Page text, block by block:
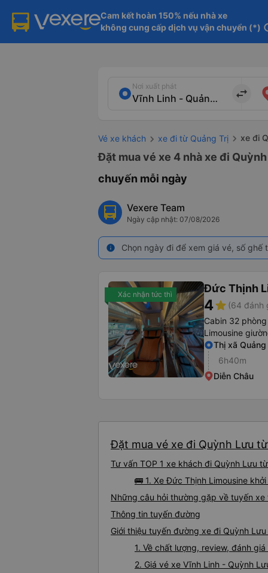
Cam kết hoàn 150% nếu nhà xe
không cung cấp dịch vụ vận chuyển (*)
Nơi xuất phát
import_export
Vé xe khách xe đi từ Quảng Trị xe đi
Đặt mua vé xe 4 nhà xe đi
chuyến mỗi ngày
Vexere Team
Ngày cập nhật: 07/08/2026
info Chọn ngày đi để xem giá vé, số
Xác nhận tức thì Đức Thịnh
4star (64 đánh
Cabin 32 phòng
Limousine
Thị xã Quảng
6h40m
Diễn Châu
Đặt mua vé xe đi Quỳnh Lưu
Tư vấn TOP 1 xe khách đi Quỳnh Lưu
🚌 1. Xe Đức Thịnh Limousine
Những câu hỏi thường gặp về tuyến
Thông tin tuyến đường
Giới thiệu tuyến đường xe đi Quỳnh
1. Về chất lượng, review, đánh
2. Giá vé xe Vĩnh Linh - Quỳnh